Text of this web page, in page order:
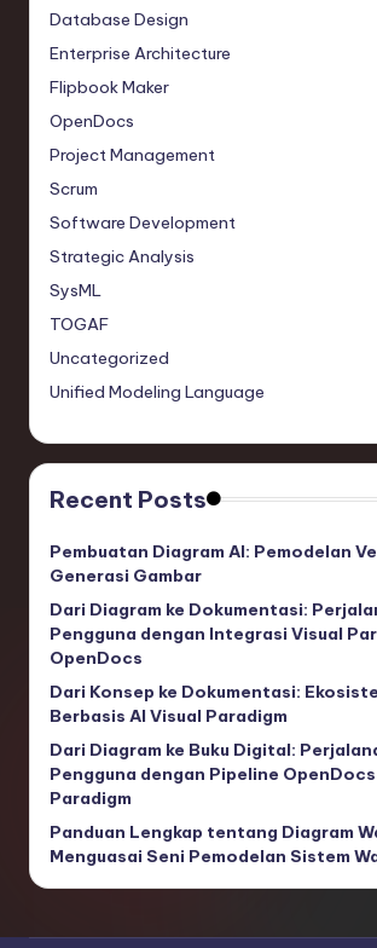
,
a
n
d
n
n
o
v
a
o
n
Database Design
Enterprise Architecture
Flipbook Maker
OpenDocs
Project Management
Scrum
Software Development
Strategic Analysis
SysML
TOGAF
Uncategorized
Unified Modeling Language
Recent Posts
Pembuatan Diagram AI: Pemodelan
Generasi Gambar
Dari Diagram ke Dokumentasi:
Pengguna dengan Integrasi Visual
OpenDocs
Dari Konsep ke Dokumentasi:
Berbasis AI Visual Paradigm
Dari Diagram ke Buku Digital:
Pengguna dengan Pipeline
Paradigm
Panduan Lengkap tentang Diagram
Menguasai Seni Pemodelan Sistem